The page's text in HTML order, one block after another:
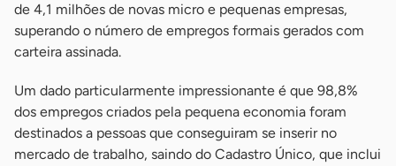
de 4,1 milhões de novas micro e pequenas empresas,
superando o número de empregos formais gerados com
carteira assinada.
Um dado particularmente impressionante é que 98,8%
dos empregos criados pela pequena economia foram
destinados a pessoas que conseguiram se inserir no
mercado de trabalho, saindo do Cadastro Único, que inclui